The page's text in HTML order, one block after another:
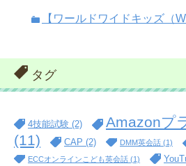
【ワールドワイドキッズ（
タグ
4技能試験 (2)
Amazonプ
(11)
CAP (2) DMM英会話 (1)
ECCオンラインこども英会話 (1)